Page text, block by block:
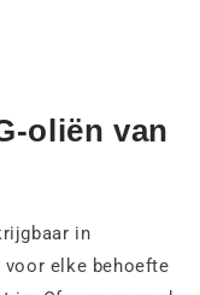
oliën van
in
elke behoefte